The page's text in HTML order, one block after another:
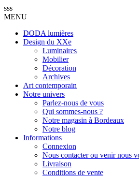
sss
MENU
DODA lumières
Design du XXe
Luminaires
Mobilier
Décoration
Archives
Art contemporain
Notre univers
Parlez-nous de vous
Qui sommes-nous ?
Notre magasin à Bordeaux
Notre blog
Informations
Connexion
Nous contacter ou venir nous
Livraison
Conditions de vente